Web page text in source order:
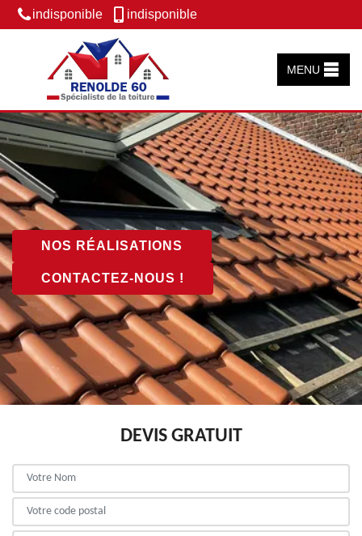
indisponible indisponible
MENU
NOS RÉALISATIONS
CONTACTEZ-NOUS !
DEVIS GRATUIT